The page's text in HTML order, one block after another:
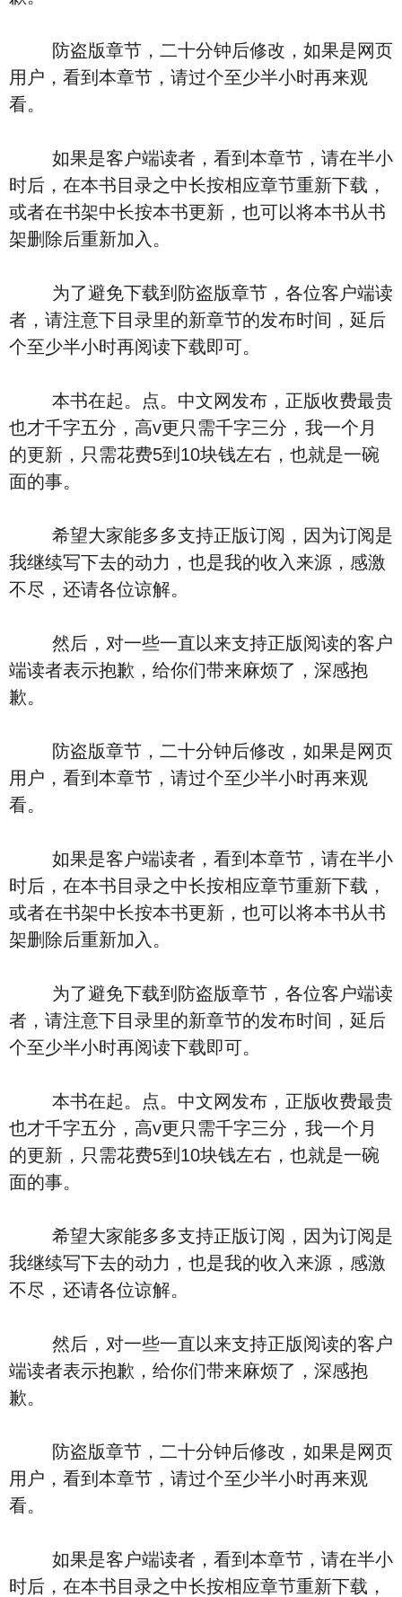
防盗版章节，二十分钟后修改，如果是网页
用户，看到本章节，请过个至少半小时再来观
看。
如果是客户端读者，看到本章节，请在半小
时后，在本书目录之中长按相应章节重新下载，
或者在书架中长按本书更新，也可以将本书从书
架删除后重新加入。
为了避免下载到防盗版章节，各位客户端读
者，请注意下目录里的新章节的发布时间，延后
个至少半小时再阅读下载即可。
本书在起。点。中文网发布，正版收费最贵
也才千字五分，高v更只需千字三分，我一个月
的更新，只需花费5到10块钱左右，也就是一碗
面的事。
希望大家能多多支持正版订阅，因为订阅是
我继续写下去的动力，也是我的收入来源，感激
不尽，还请各位谅解。
然后，对一些一直以来支持正版阅读的客户
端读者表示抱歉，给你们带来麻烦了，深感抱
歉。
防盗版章节，二十分钟后修改，如果是网页
用户，看到本章节，请过个至少半小时再来观
看。
如果是客户端读者，看到本章节，请在半小
时后，在本书目录之中长按相应章节重新下载，
或者在书架中长按本书更新，也可以将本书从书
架删除后重新加入。
为了避免下载到防盗版章节，各位客户端读
者，请注意下目录里的新章节的发布时间，延后
个至少半小时再阅读下载即可。
本书在起。点。中文网发布，正版收费最贵
也才千字五分，高v更只需千字三分，我一个月
的更新，只需花费5到10块钱左右，也就是一碗
面的事。
希望大家能多多支持正版订阅，因为订阅是
我继续写下去的动力，也是我的收入来源，感激
不尽，还请各位谅解。
然后，对一些一直以来支持正版阅读的客户
端读者表示抱歉，给你们带来麻烦了，深感抱
歉。
防盗版章节，二十分钟后修改，如果是网页
用户，看到本章节，请过个至少半小时再来观
看。
如果是客户端读者，看到本章节，请在半小
时后，在本书目录之中长按相应章节重新下载，